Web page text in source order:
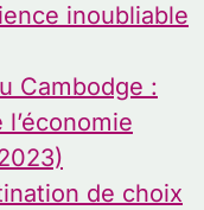
inoubliable
Cambodge :
de choix